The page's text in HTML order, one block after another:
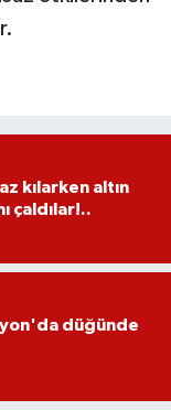
kılarken altın
çaldılar!..
düğünde